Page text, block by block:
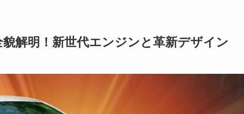
解明！新世代エンジンと革新デザイン